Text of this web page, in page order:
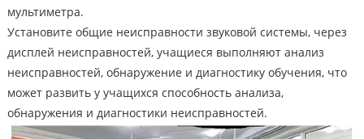
мультиметра.
Установите общие неисправности звуковой системы, через
дисплей неисправностей, учащиеся выполняют анализ
неисправностей, обнаружение и диагностику обучения, что
может развить у учащихся способность анализа,
обнаружения и диагностики неисправностей.